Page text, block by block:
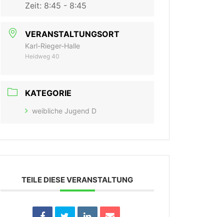
Zeit: 8:45 - 8:45
VERANSTALTUNGSORT
Karl-Rieger-Halle
Heidweg 40
KATEGORIE
weibliche Jugend D
TEILE DIESE VERANSTALTUNG